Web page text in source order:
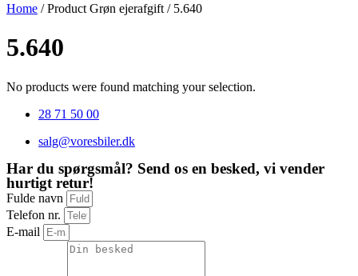
Home / Product Grøn ejerafgift / 5.640
5.640
No products were found matching your selection.
28 71 50 00
salg@voresbiler.dk
Har du spørgsmål? Send os en besked, vi vender
hurtigt retur!
Fulde navn
Telefon nr.
E-mail